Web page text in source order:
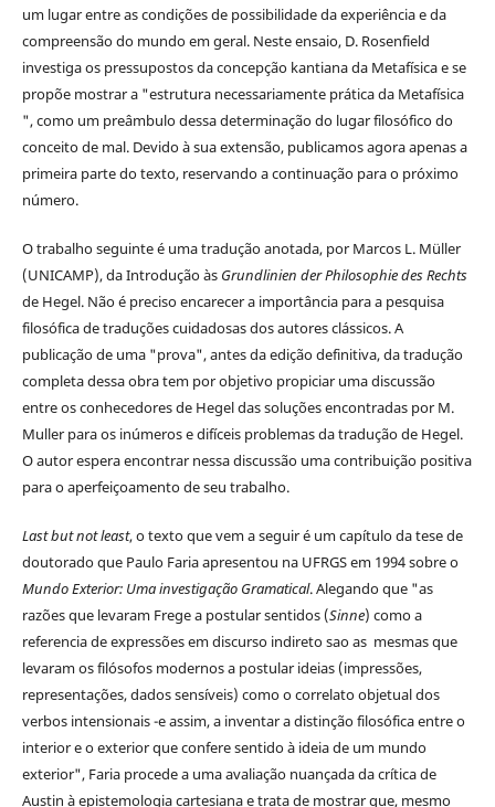
um lugar entre as condições de possibilidade da experiência e da
compreensão do mundo em geral. Neste ensaio, D. Rosenfield
investiga os pressupostos da concepção kantiana da Metafísica e se
propõe mostrar a "estrutura necessariamente prática da Metafísica
", como um preâmbulo dessa determinação do lugar filosófico do
conceito de mal. Devido à sua extensão, publicamos agora apenas a
primeira parte do texto, reservando a continuação para o próximo
número.
O trabalho seguinte é uma tradução anotada, por Marcos L. Müller
(UNICAMP), da Introdução às Grundlinien der Philosophie des Rechts
de Hegel. Não é preciso encarecer a importância para a pesquisa
filosófica de traduções cuidadosas dos autores clássicos. A
publicação de uma "prova", antes da edição definitiva, da tradução
completa dessa obra tem por objetivo propiciar uma discussão
entre os conhecedores de Hegel das soluções encontradas por M.
Muller para os inúmeros e difíceis problemas da tradução de Hegel.
O autor espera encontrar nessa discussão uma contribuição positiva
para o aperfeiçoamento de seu trabalho.
Last but not least, o texto que vem a seguir é um capítulo da tese de
doutorado que Paulo Faria apresentou na UFRGS em 1994 sobre o
Mundo Exterior: Uma investigação Gramatical. Alegando que "as
razões que levaram Frege a postular sentidos (Sinne) como a
referencia de expressões em discurso indireto sao as mesmas que
levaram os filósofos modernos a postular ideias (impressões,
representações, dados sensíveis) como o correlato objetual dos
verbos intensionais -e assim, a inventar a distinção filosófica entre o
interior e o exterior que confere sentido à ideia de um mundo
exterior", Faria procede a uma avaliação nuançada da crítica de
Austin à epistemologia cartesiana e trata de mostrar que, mesmo